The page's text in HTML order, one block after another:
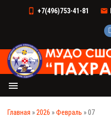
+7(496)753-41-81
menu
Главная »2026 »Февраль »07